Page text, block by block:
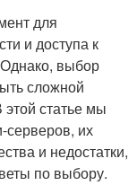
для
и доступа к
выбор
сложной
статье мы
серверов, их
и недостатки,
по выбору.